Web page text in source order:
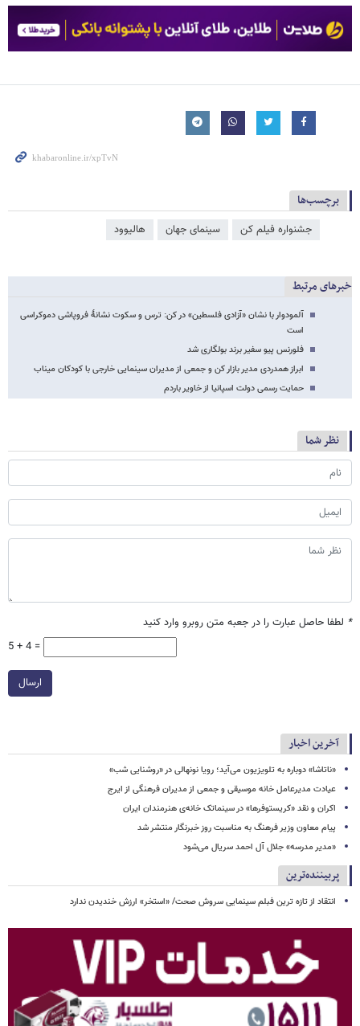
برچسب‌ها
جشنواره فیلم کن سینمای جهان هالیوود
خبرهای مرتبط
آلمودوار با نشان «آزادی فلسطین» در کن: ترس و سکوت نشانۀ فروپاشی دموکراسی
است
فلورنس پیو سفیر برند بولگاری شد
ابراز همدردی مدیر بازار کن و جمعی از مدیران سینمایی خارجی با کودکان میناب
حمایت رسمی دولت اسپانیا از خاویر باردم
نظر شما
* لطفا حاصل عبارت را در جعبه متن روبرو وارد کنید
5 + 4 =
ارسال
آخرین اخبار
«ناتاشا» دوباره به تلویزیون می‌آید؛ رویا نونهالی در «روشنایی شب»
عیادت مدیرعامل خانه موسیقی و جمعی از مدیران فرهنگی از ایرج
اکران و نقد «کریستوفرها» در سینماتک خانه‌ی هنرمندان ایران
پیام معاون وزیر فرهنگ به مناسبت روز خبرنگار منتشر شد
«مدیر مدرسه» جلال آل احمد سریال می‌شود
پربیننده‌ترین
انتقاد از تازه ترین فبلم سینمایی سروش صحت/ «استخر» ارزش خندیدن ندارد